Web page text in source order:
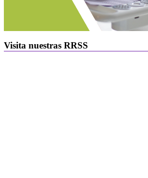
Visita nuestras RRSS